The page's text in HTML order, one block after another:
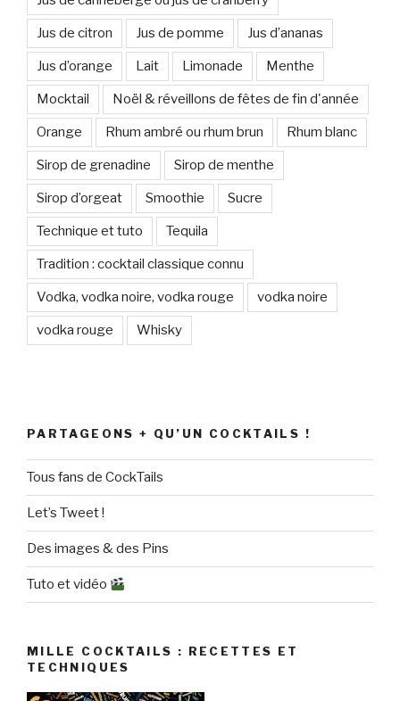
Jus de citron Jus de pomme Jus d’ananas
Jus d’orange Lait Limonade Menthe
Mocktail Noël & réveillons de fêtes de fin d'année
Orange Rhum ambré ou rhum brun Rhum blanc
Sirop de grenadine Sirop de menthe
Sirop d’orgeat Smoothie Sucre
Technique et tuto Tequila
Tradition : cocktail classique connu
Vodka, vodka noire, vodka rouge vodka noire
vodka rouge Whisky
PARTAGEONS + QU’UN COCKTAILS !
Tous fans de CockTails
Let’s Tweet !
Des images & des Pins
Tuto et vidéo
MILLE COCKTAILS : RECETTES ET
TECHNIQUES